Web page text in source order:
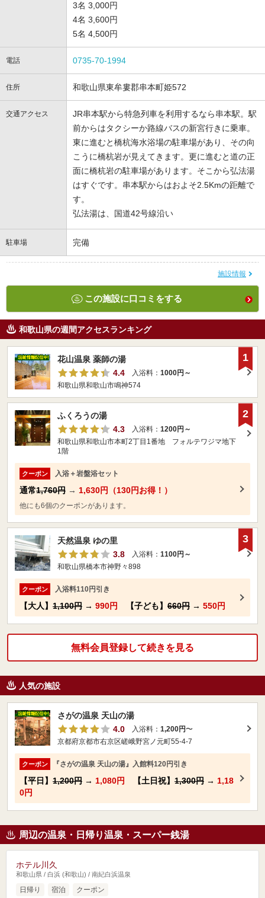
3名 3,000円
4名 3,600円
5名 4,500円
電話 0735-70-1994
住所 和歌山県東牟婁郡串本町姫572
交通アクセス
JR串本駅から特急列車を利用するなら串本駅。駅
前からはタクシーか路線バスの新宮行きに乗車。
東に進むと橋杭海水浴場の駐車場があり、その向
こうに橋杭岩が見えてきます。更に進むと道の正
面に橋杭岩の駐車場があります。そこから弘法湯
はすぐです。串本駅からはおよそ2.5Kmの距離で
す。
弘法湯は、国道42号線沿い
駐車場 完備
施設情報
この施設に口コミをする
和歌山県の週間アクセスランキング
花山温泉 薬師の湯
4.4
入浴料： 1000円～
和歌山県和歌山市鳴神574
1
ふくろうの湯
4.3
入浴料： 1200円～
和歌山県和歌山市本町2丁目1番地 フォルテワジマ地下
1階
クーポン 入浴＋岩盤浴セット
通常1,760円 → 1,630円（130円お得！）
他にも6個のクーポンがあります。
2
天然温泉 ゆの里
3.8
入浴料： 1100円～
和歌山県橋本市神野々898
クーポン 入浴料110円引き
【大人】 1,100円 → 990円 【子ども】 660円 → 550円
3
無料会員登録して続きを見る
人気の施設
さがの温泉 天山の湯
4.0
入浴料： 1,200円〜
京都府京都市右京区嵯峨野宮ノ元町55-4-7
クーポン 『さがの温泉 天山の湯』入館料120円引き
【平日】 1,200円 → 1,080円 【土日祝】 1,300円 → 1,18
0円
周辺の温泉・日帰り温泉・スーパー銭湯
ホテル川久
和歌山県 / 白浜 (和歌山) / 南紀白浜温泉
日帰り 宿泊 クーポン